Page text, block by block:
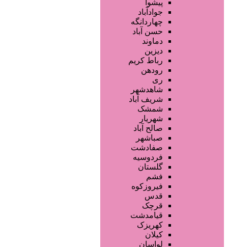
آرایشگاه زنانه
آرایشگاه مردانه
سالن زیبایی عروس
سالن VIP
آرایشگاه کودک
سایر خدمات
پیشوا
جوادآباد
چهاردانگه
حسن آباد
دماوند
دیزین
رباط کریم
رودهن
ری
شاهدشهر
شریف آباد
شمشک
شهریار
صالح آباد
صباشهر
صفادشت
فردوسیه
گلستان
فشم
فیروزکوه
قدس
قرچک
قیامدشت
کهریزک
کیلان
لواسان
صفحه اصلی
آگهی انبوه